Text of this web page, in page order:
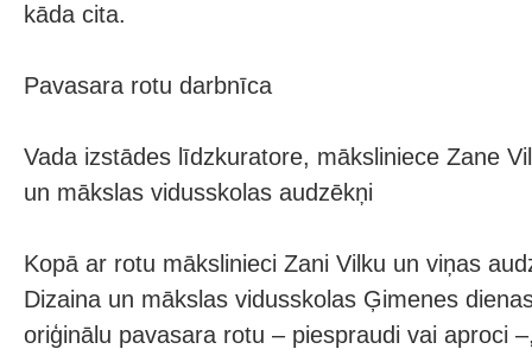
kāda cita.
Pavasara rotu darbnīca
Vada izstādes līdzkuratore, māksliniece Zane
un mākslas vidusskolas audzēkņi
Kopā ar rotu mākslinieci Zani Vilku un viņas
Dizaina un mākslas vidusskolas Ģimenes
oriģinālu pavasara rotu – piespraudi vai aproci